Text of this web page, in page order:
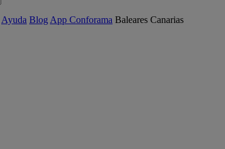
Ayuda Blog App Conforama Baleares Canarias